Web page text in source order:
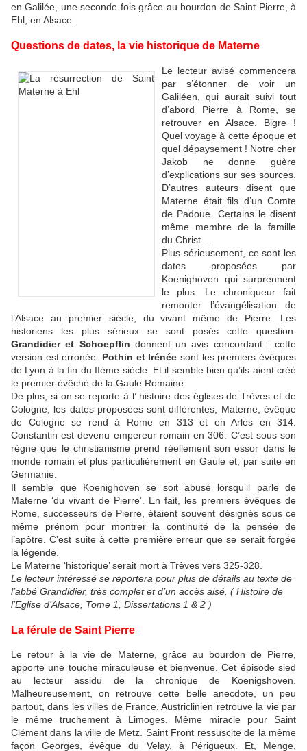
en Galilée, une seconde fois grâce au bourdon de Saint Pierre, à
Ehl, en Alsace.
Questions de dates, la vie historique de Materne
Le lecteur avisé commencera
par s’étonner de voir un
Galiléen, qui aurait suivi tout
d’abord Pierre à Rome, se
retrouver en Alsace. Bigre !
Quel voyage à cette époque et
quel dépaysement ! Notre cher
Jakob ne donne guère
d’explications sur ses sources.
D’autres auteurs disent que
Materne était fils d’un Comte
de Padoue. Certains le disent
même membre de la famille
du Christ…
Plus sérieusement, ce sont les
dates proposées par
Koenighoven qui surprennent
le plus. Le chroniqueur fait
remonter l’évangélisation de
l’Alsace au premier siècle, du vivant même de Pierre. Les
historiens les plus sérieux se sont posés cette question.
Grandidier et Schoepflin donnent un avis concordant : cette
version est erronée. Pothin et Irénée sont les premiers évêques
de Lyon à la fin du IIème siècle. Et il semble bien qu’ils aient créé
le premier évêché de la Gaule Romaine.
De plus, si on se reporte à l’ histoire des églises de Trèves et de
Cologne, les dates proposées sont différentes, Materne, évêque
de Cologne se rend à Rome en 313 et en Arles en 314.
Constantin est devenu empereur romain en 306. C’est sous son
règne que le christianisme prend réellement son essor dans le
monde romain et plus particulièrement en Gaule et, par suite en
Germanie.
Il semble que Koenighoven se soit abusé lorsqu’il parle de
Materne ‘du vivant de Pierre’. En fait, les premiers évêques de
Rome, successeurs de Pierre, étaient souvent désignés sous ce
même prénom pour montrer la continuité de la pensée de
l’apôtre. C’est suite à cette première erreur que se serait forgée
la légende.
Le Materne ‘historique’ serait mort à Trèves vers 325-328.
Le lecteur intéressé se reportera pour plus de détails au texte de
l’abbé Grandidier, très complet et d’un accès aisé. ( Histoire de
l’Eglise d’Alsace, Tome 1, Dissertations 1 & 2 )
La férule de Saint Pierre
Le retour à la vie de Materne, grâce au bourdon de Pierre,
apporte une touche miraculeuse et bienvenue. Cet épisode sied
au lecteur assidu de la chronique de Koenigshoven.
Malheureusement, on retrouve cette belle anecdote, un peu
partout, dans les villes de France. Austriclinien retrouve la vie par
le même truchement à Limoges. Même miracle pour Saint
Clément dans la ville de Metz. Saint Front ressuscite de la même
façon Georges, évêque du Velay, à Périgueux. Et, Menge,